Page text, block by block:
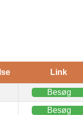
Link
Besøg
Besøg